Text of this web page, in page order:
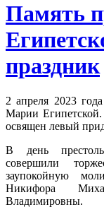
Память
праздник
2 апреля 2023
Марии
освящен левый
В день
совершили
заупокойную
Никифора
Владимировны.